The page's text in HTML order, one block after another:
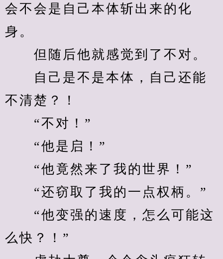
会不会是自己本体斩出来的化
身。
但随后他就感觉到了不对。
自己是不是本体，自己还能
不清楚？！
“不对！”
“他是启！”
“他竟然来了我的世界！”
“还窃取了我的一点权柄。”
“他变强的速度，怎么可能这
么快？！”